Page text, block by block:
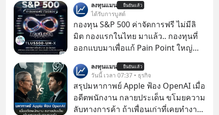
ขายของเหมือนกันทุกอย่าง
ลงทุนแมน ยืนยันแล้ว
ได้รับการบูสต์
กองทุน S&P 500 ค่าจัดการฟรี ไม่มีลิ
มิต กองแรกในไทย มาแล้ว.. กองทุนที่
ออกแบบมาเพื่อแก้ Pain Point ใหญ่
ลงทุนแมน ยืนยันแล้ว
วันนี้ เวลา 07:37 • ธุรกิจ
สรุปมหากาพย์ Apple ฟ้อง OpenAI เมื่อ
อดีตพนักงาน กลายประเด็น ขโมยความ
ลับทางการค้า ถ้าเพื่อนเก่าที่เคยทำงาน